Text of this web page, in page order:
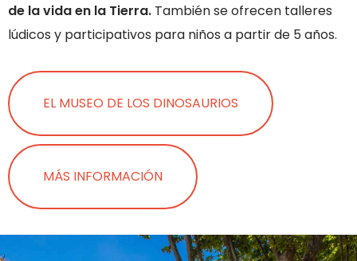
de la vida en la Tierra. También se ofrecen talleres
lúdicos y participativos para niños a partir de 5 años.
EL MUSEO DE LOS DINOSAURIOS
MÁS INFORMACIÓN